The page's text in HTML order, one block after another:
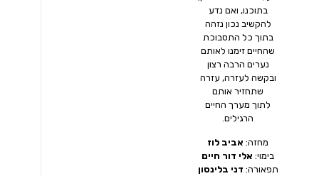
בתוכנו, ואם נדע
להקשיב נכון נזהה
בתוך כל התסבוכת
שהחיים זימנו לאותם
נערים הרבה רצון
ובקשה לעזרה, עזרה
שתחזיר אותם
לתוך מערך החיים
הרגילים.
מחזה: אביב לוז
בימוי: אלי דור חיים
תפאורה: דני בלינסון